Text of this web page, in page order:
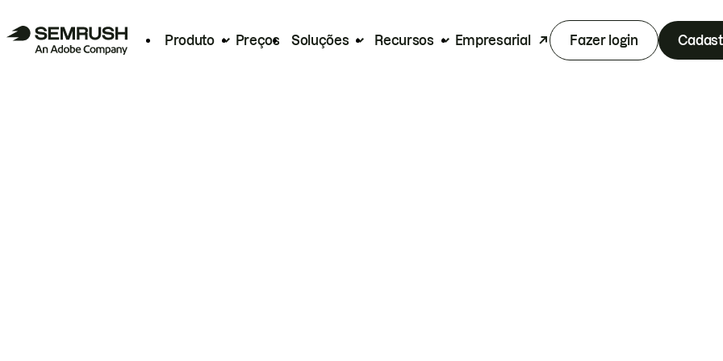
Produto Preços Soluções Recursos Empresarial Fazer login